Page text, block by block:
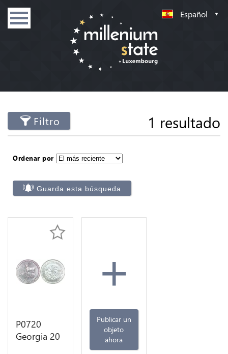
Español
Filtro 1 resultado
Ordenar por
Guarda esta búsqueda
P0720
Georgia 20
+
Publicar un
objeto
ahora